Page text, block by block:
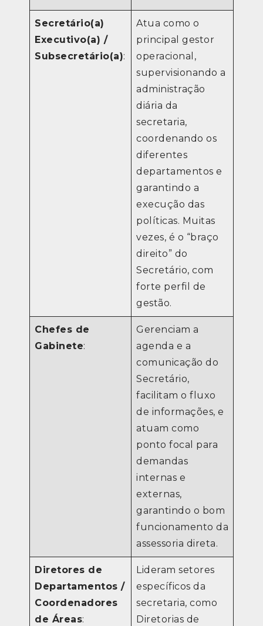
Secretário(a)
Executivo(a) /
Subsecretário(a):
Atua como o
principal gestor
operacional,
supervisionando a
administração
diária da
secretaria,
coordenando os
diferentes
departamentos e
garantindo a
execução das
políticas. Muitas
vezes, é o “braço
direito” do
Secretário, com
forte perfil de
gestão.
Chefes de
Gabinete:
Gerenciam a
agenda e a
comunicação do
Secretário,
facilitam o fluxo
de informações, e
atuam como
ponto focal para
demandas
internas e
externas,
garantindo o bom
funcionamento da
assessoria direta.
Diretores de
Departamentos /
Coordenadores
de Áreas:
Lideram setores
específicos da
secretaria, como
Diretorias de